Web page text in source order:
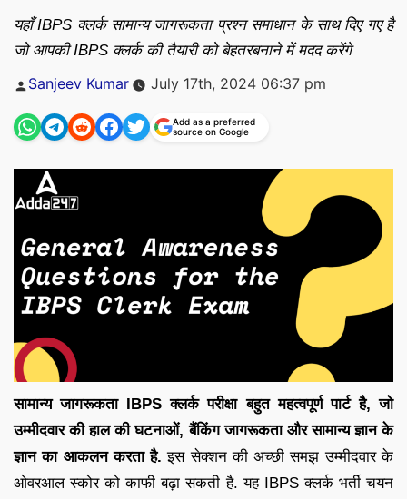
यहाँ IBPS क्लर्क सामान्य जागरूकता प्रश्न समाधान के साथ दिए गए है
जो आपकी IBPS क्लर्क की तैयारी को बेहतरबनाने में मदद करेंगे
Posted
Sanjeev Kumar July 17th, 2024 06:37 pm
Add as a preferred
source on Google
सामान्य जागरूकता IBPS क्लर्क परीक्षा बहुत महत्वपूर्ण पार्ट है, जो
उम्मीदवार की हाल की घटनाओं, बैंकिंग जागरूकता और सामान्य ज्ञान के
ज्ञान का आकलन करता है. इस सेक्शन की अच्छी समझ उम्मीदवार के
ओवरआल स्कोर को काफी बढ़ा सकती है. यह IBPS क्लर्क भर्ती चयन